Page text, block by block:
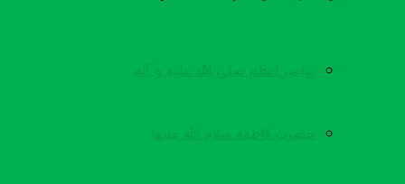
پیامبر اعظم صلی الله علیه و آله
حضرت فاطمه سلام الله علیها